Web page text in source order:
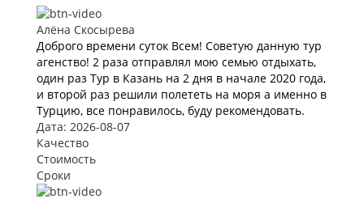
Алёна Скосырева
Доброго времени суток Всем! Советую данную тур
агенство! 2 раза отправлял мою семью отдыхать,
один раз Тур в Казань на 2 дня в начале 2020 года,
и второй раз решили полететь на моря а именно в
Турцию, все понравилось, буду рекомендовать.
Дата: 2026-08-07
Качество
Стоимость
Сроки